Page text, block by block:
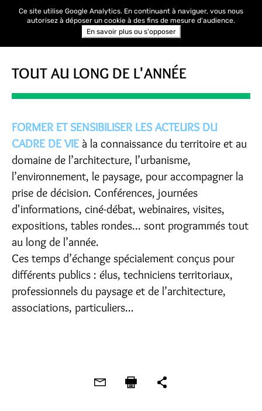
TOUT AU LONG DE L'ANNÉE
FORMER ET SENSIBILISER LES ACTEURS DU
CADRE DE VIE à la connaissance du territoire et au
domaine de l’architecture, l’urbanisme,
l’environnement, le paysage, pour accompagner la
prise de décision. Conférences, journées
d'informations, ciné-débat, webinaires, visites,
expositions, tables rondes... sont programmés tout
au long de l’année.
Ces temps d’échange spécialement conçus pour
différents publics : élus, techniciens territoriaux,
professionnels du paysage et de l’architecture,
associations, particuliers...
Ce site utilise Google Analytics. En continuant à naviguer, vous nous
autorisez à déposer un cookie à des fins de mesure d'audience.
En savoir plus ou s'opposer